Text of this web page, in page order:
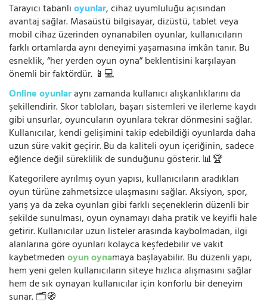
Tarayıcı tabanlıoyunlar, cihaz uyumluluğu açısından
avantaj sağlar. Masaüstü bilgisayar, dizüstü, tablet veya
mobil cihaz üzerinden oynanabilen oyunlar, kullanıcıların
farklı ortamlarda aynı deneyimi yaşamasına imkân tanır. Bu
esneklik, “her yerden oyun oyna” beklentisini karşılayan
önemli bir faktördür. 📱💻
Online oyunlaraynı zamanda kullanıcı alışkanlıklarını da
şekillendirir. Skor tabloları, başarı sistemleri ve ilerleme kaydı
gibi unsurlar, oyuncuların oyunlara tekrar dönmesini sağlar.
Kullanıcılar, kendi gelişimini takip edebildiği oyunlarda daha
uzun süre vakit geçirir. Bu da kaliteli oyun içeriğinin, sadece
eğlence değil süreklilik de sunduğunu gösterir. 📊🏆
Kategorilere ayrılmış oyun yapısı, kullanıcıların aradıkları
oyun türüne zahmetsizce ulaşmasını sağlar. Aksiyon, spor,
yarış ya da zeka oyunları gibi farklı seçeneklerin düzenli bir
şekilde sunulması, oyun oynamayı daha pratik ve keyifli hale
getirir. Kullanıcılar uzun listeler arasında kaybolmadan, ilgi
alanlarına göre oyunları kolayca keşfedebilir ve vakit
kaybetmedenoyun oynamaya başlayabilir. Bu düzenli yapı,
hem yeni gelen kullanıcıların siteye hızlıca alışmasını sağlar
hem de sık oynayan kullanıcılar için konforlu bir deneyim
sunar. 🗂️🧭